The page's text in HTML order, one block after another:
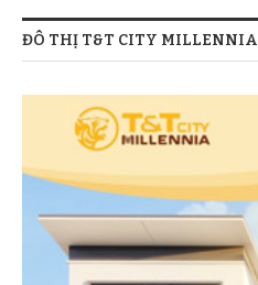
ĐÔ THỊ T&T CITY MILLENNIA